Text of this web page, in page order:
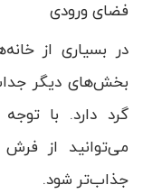
فضای ورودی
در بسیاری از
بخش‌های دیگر
گرد دارد. با
می‌توانید از فرش
جذاب‌تر شود.